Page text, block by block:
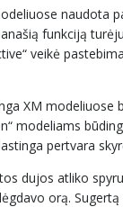
naudota
funkciją
veikė
XM
modeliams
pertvara
dujos atliko
orą.